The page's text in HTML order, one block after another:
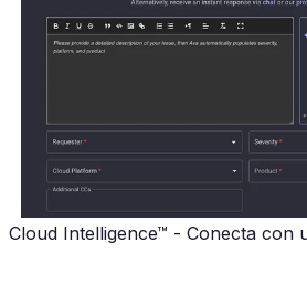
Cloud Intelligence™ - Conecta con